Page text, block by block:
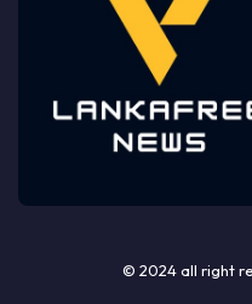
© 2024 all right